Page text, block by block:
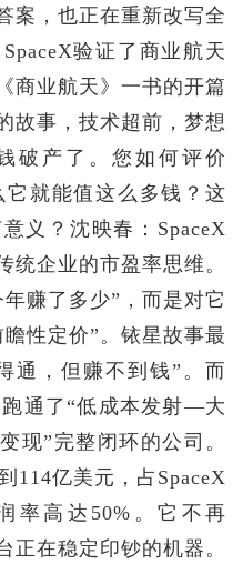
案，也正在重新改写全
验证了商业航天
商业航天》一书的开篇
故事，技术超前，梦想
破产了。您如何评价
它就能值这么多钱？这
义？沈映春：SpaceX
统企业的市盈率思维。
赚了多少”，而是对它
性定价”。铱星故事最
通，但赚不到钱”。而
通了“低成本发射—大
现”完整闭环的公司。
114亿美元，占SpaceX
率高达50%。它不再
正在稳定印钞的机器。